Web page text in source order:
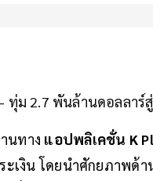
ทุ่ม 2.7 พันล้านดอลลาร์
นทาง แอปพลิเคชั่น K
งิน โดยนำศักยภาพด้า